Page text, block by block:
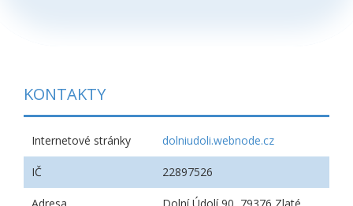
KONTAKTY
Internetové stránky dolniudoli.webnode.cz
IČ 22897526